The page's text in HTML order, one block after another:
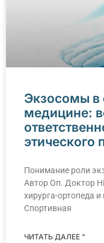
Экзосомы в
медицине:
этического
Понимание роли
Автор Оп. Доктор
хирурга-ортопеда
Спортивная
ЧИТАТЬ ДАЛЕЕ "